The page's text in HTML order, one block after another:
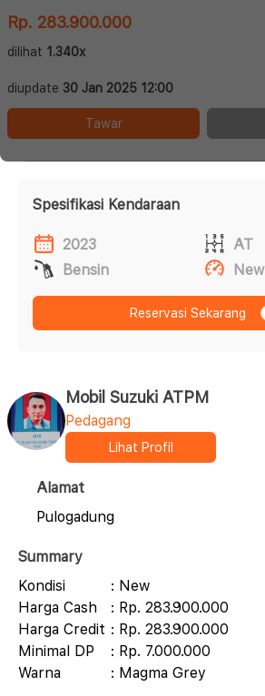
Rp. 283.900.000
dilihat 1.340x
diupdate 30 Jan 2025 12:00
Tawar
Spesifikasi Kendaraan
2023
AT
Bensin
New
Reservasi Sekarang
Mobil Suzuki ATPM
Pedagang
Lihat Profil
Alamat
Pulogadung
Summary
Kondisi
: New
Harga Cash
: Rp. 283.900.000
Harga Credit : Rp. 283.900.000
Minimal DP
: Rp. 7.000.000
Warna
: Magma Grey